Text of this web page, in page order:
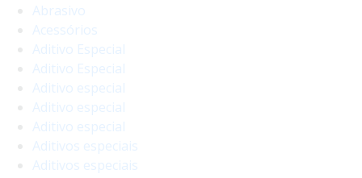
Abrasivo
Acessórios
Aditivo Especial
Aditivo Especial
Aditivo especial
Aditivo especial
Aditivo especial
Aditivos especiais
Aditivos especiais